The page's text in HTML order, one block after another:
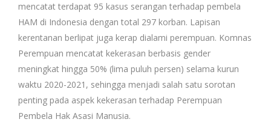
mencatat terdapat 95 kasus serangan terhadap pembela
HAM di Indonesia dengan total 297 korban. Lapisan
kerentanan berlipat juga kerap dialami perempuan. Komnas
Perempuan mencatat kekerasan berbasis gender
meningkat hingga 50% (lima puluh persen) selama kurun
waktu 2020-2021, sehingga menjadi salah satu sorotan
penting pada aspek kekerasan terhadap Perempuan
Pembela Hak Asasi Manusia.